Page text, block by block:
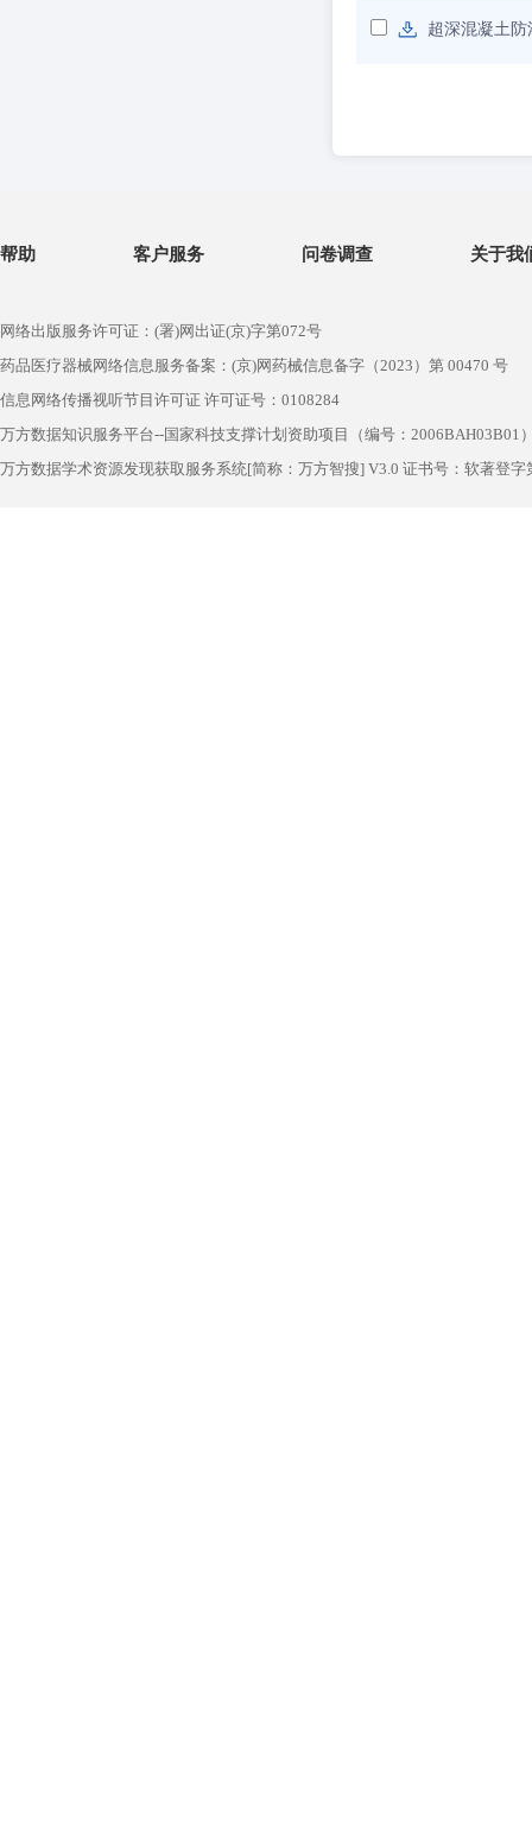
超深混凝土
帮助 客户服务 问卷调查 关于我
网络出版服务许可证：(署)网出证(京)字第072号
药品医疗器械网络信息服务备案：(京)网药械信息备字（2023）第 00470 号
信息网络传播视听节目许可证 许可证号：0108284
万方数据知识服务平台--国家科技支撑计划资助项目（编号：2006BAH03B01
万方数据学术资源发现获取服务系统[简称：万方智搜] V3.0 证书号：软著登字